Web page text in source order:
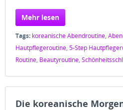
Mehr lesen
Tags: koreanische Abendroutine,
Hautpflegeroutine, 5-Step
Routine, Beautyroutine,
Die koreanische